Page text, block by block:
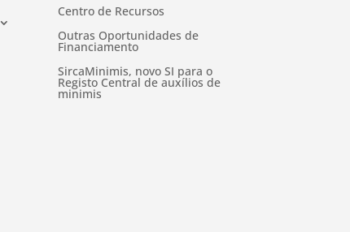
Centro de Recursos
Outras Oportunidades de
Financiamento
SircaMinimis, novo SI para o
Registo Central de auxílios de
minimis